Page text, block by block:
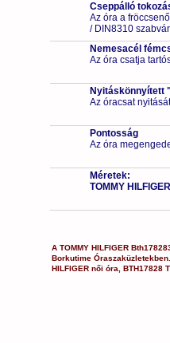
Cseppálló
Az óra a
/ DIN8310
Nemesacél
Az óra csatja
Nyitáskönnyített
Az óracsat
Pontosság
Az óra
Méretek:
TOMMY
A TOMMY HILFIGER
Borkutime Óraszaküzletekben.
HILFIGER női óra BTH17828